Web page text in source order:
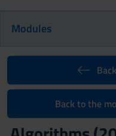
Modules
Back to the